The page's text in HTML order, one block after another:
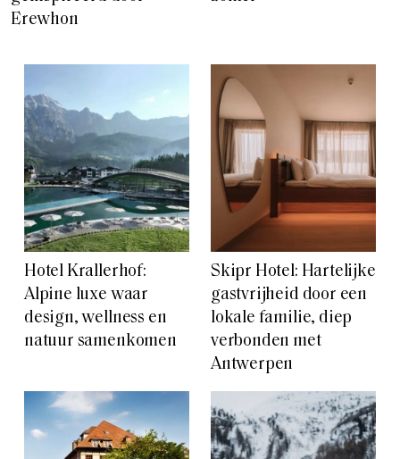
Erewhon
Hotel Krallerhof:
Alpine luxe waar
design, wellness en
natuur samenkomen
Skipr Hotel: Hartelijke
gastvrijheid door een
lokale familie, diep
verbonden met
Antwerpen